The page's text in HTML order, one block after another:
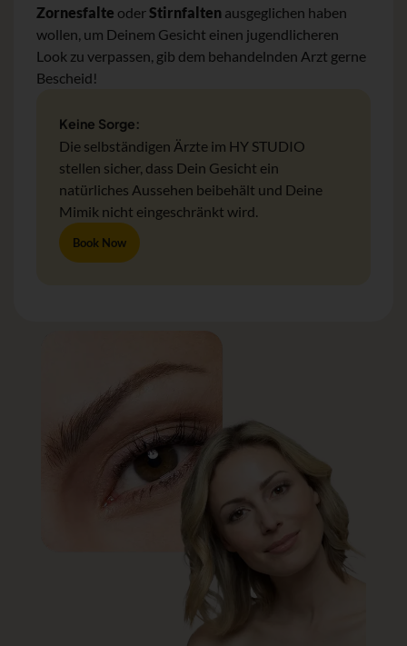
Zornesfalte oderStirnfalten ausgeglichen haben
wollen, um Deinem Gesicht einen jugendlicheren
Look zu verpassen, gib dem behandelnden Arzt gerne
Bescheid!
Keine Sorge:
Die selbständigen Ärzte im HY STUDIO
stellen sicher, dass Dein Gesicht ein
natürliches Aussehen beibehält und Deine
Mimik nicht eingeschränkt wird.
Book Now